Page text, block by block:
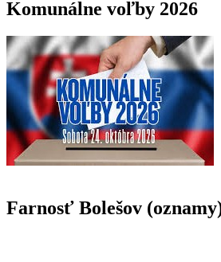
Komunálne voľby 2026
Farnosť Bolešov